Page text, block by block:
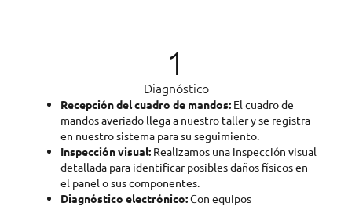
1
Diagnóstico
Recepción del cuadro de mandos: El cuadro de
mandos averiado llega a nuestro taller y se registra
en nuestro sistema para su seguimiento.
Inspección visual: Realizamos una inspección visual
detallada para identificar posibles daños físicos en
el panel o sus componentes.
Diagnóstico electrónico:Con equipos